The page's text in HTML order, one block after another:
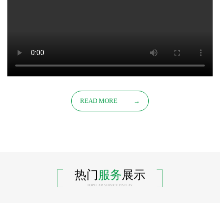
READ MORE →
热门服务展示
POPULAR SERVICE DISPLAY